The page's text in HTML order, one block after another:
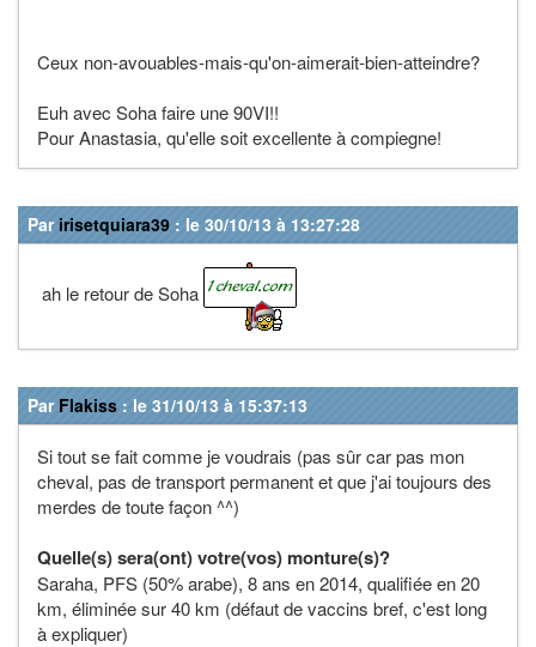
Ceux non-avouables-mais-qu'on-aimerait-bien-atteindre?
Euh avec Soha faire une 90VI!!
Pour Anastasia, qu'elle soit excellente à compiegne!
Par irisetquiara39 : le 30/10/13 à 13:27:28
ah le retour de Soha
Par Flakiss : le 31/10/13 à 15:37:13
Si tout se fait comme je voudrais (pas sûr car pas mon
cheval, pas de transport permanent et que j'ai toujours des
merdes de toute façon ^^)
Quelle(s) sera(ont) votre(vos) monture(s)?
Saraha, PFS (50% arabe), 8 ans en 2014, qualifiée en 20
km, éliminée sur 40 km (défaut de vaccins bref, c'est long
à expliquer)